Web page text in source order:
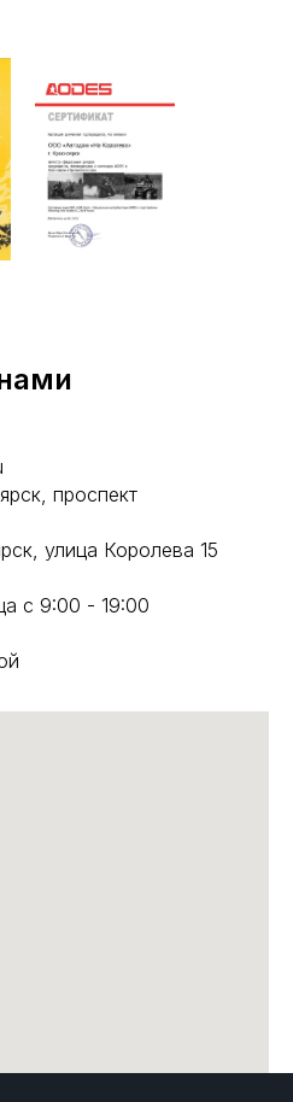
проспект
улица Королева 15
с 9:00 - 19:00